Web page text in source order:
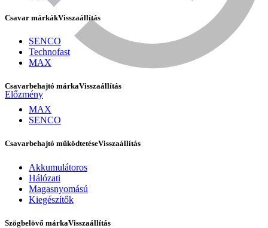
Előzmény
Csavar márkákVisszaállítás
SENCO
Technofast
MAX
Csavarbehajtó márkaVisszaállítás
MAX
SENCO
Csavarbehajtó működtetéseVisszaállítás
Akkumulátoros
Hálózati
Magasnyomású
Kiegészítők
Szögbelövő márkaVisszaállítás